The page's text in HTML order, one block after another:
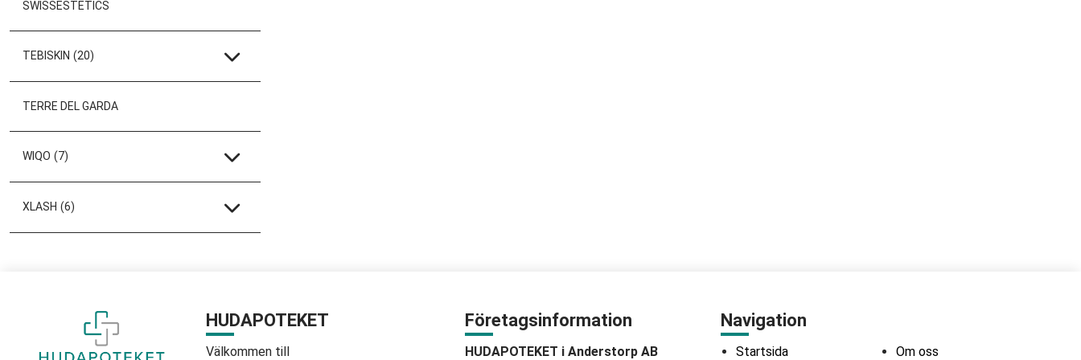
SWISSESTETICS
TEBISKIN (20)
TERRE DEL GARDA
WIQO (7)
XLASH (6)
HUDAPOTEKET
Välkommen till
Företagsinformation
HUDAPOTEKET i Anderstorp AB
Navigation
Startsida Om oss